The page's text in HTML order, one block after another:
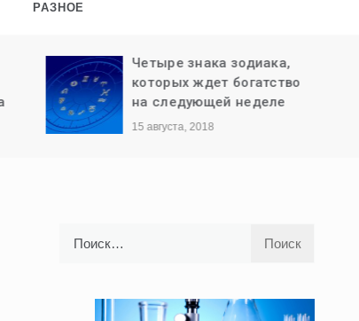
РАЗНОЕ
Четыре знака зодиака,
которых ждет богатство
на следующей неделе
15 августа, 2018